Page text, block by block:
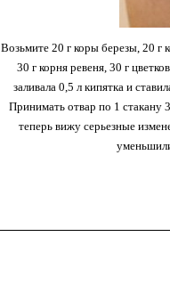
Возьмите 20 г коры березы, 20 г
30 г корня ревеня, 30 г
заливала 0,5 л кипятка и
Принимать отвар по 1 стакану
теперь вижу серьезные